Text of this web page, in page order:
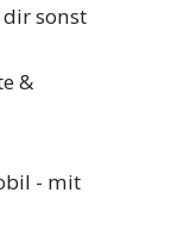
dir sonst
&
- mit